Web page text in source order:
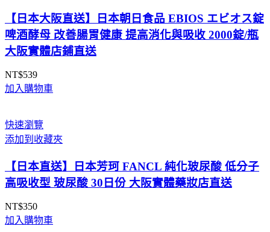
【日本大阪直送】日本朝日食品 EBIOS エビオス錠
啤酒酵母 改善腸胃健康 提高消化與吸收 2000錠/瓶
大阪實體店鋪直送
NT$539
加入購物車
快速瀏覽
添加到收藏夾
【日本直送】日本芳珂 FANCL 純化玻尿酸 低分子
高吸收型 玻尿酸 30日份 大阪實體藥妝店直送
NT$350
加入購物車